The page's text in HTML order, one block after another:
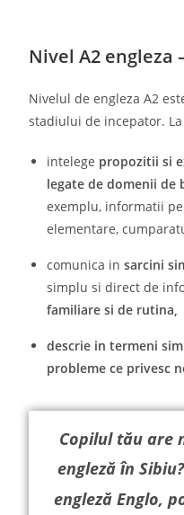
Nivel A2 engleza
Nivelul de engleza A2
stadiului de incepator.
intelege propozitii si
legate de domenii de
exemplu, informatii
elementare,
comunica insarcini
simplu si direct de
familiare si de rutina,
descrie in termeni
probleme ce privesc
Copilul tău are
engleză în
engleză Englo,